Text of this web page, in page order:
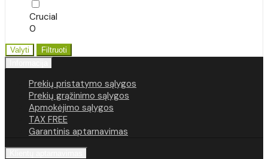
Crucial
0
Valyti
Filtruoti
Prekių pristatymo sąlygos
Prekių grąžinimo sąlygos
Apmokėjimo sąlygos
TAX FREE
Garantinis aptarnavimas